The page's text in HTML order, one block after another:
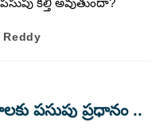
Reddy
పసుపు ప్రధానం ..